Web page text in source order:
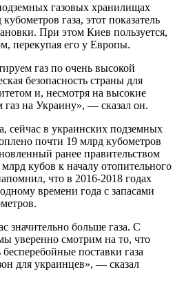
газовых хранилищах
газа, этот показатель
При этом Киев пользуется,
перекупая его у Европы.
газ по очень высокой
безопасность страны для
и, несмотря на высокие
на Украину», — сказал он.
сейчас в украинских подземных
почти 19 млрд кубометров
ранее правительством
кубов к началу отопительного
что в 2016-2018 годах
времени года с запасами
значительно больше газа. С
уверенно смотрим на то, что
поставки газа
для украинцев», — сказал